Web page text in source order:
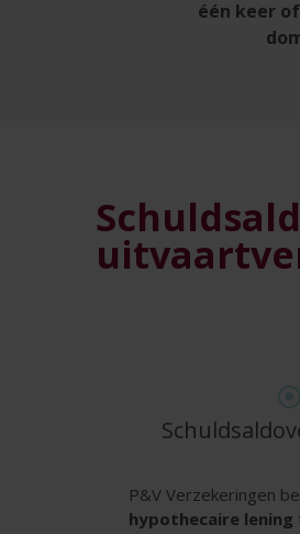
één keer
P&V Verzekeringen
hypothecaire lening